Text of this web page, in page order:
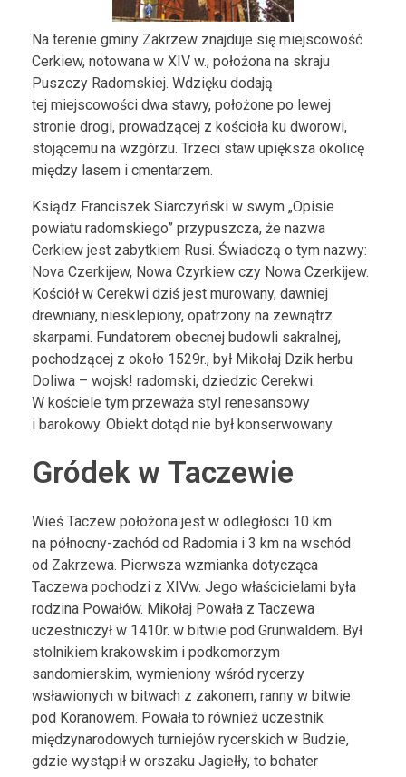
Na terenie gminy Zakrzew znajduje się miejscowość
Cerkiew, notowana w XIV w., położona na skraju
Puszczy Radomskiej. Wdzięku dodają
tej miejscowości dwa stawy, położone po lewej
stronie drogi, prowadzącej z kościoła ku dworowi,
stojącemu na wzgórzu. Trzeci staw upiększa okolicę
między lasem i cmentarzem.
Ksiądz Franciszek Siarczyński w swym „Opisie
powiatu radomskiego” przypuszcza, że nazwa
Cerkiew jest zabytkiem Rusi. Świadczą o tym nazwy:
Nova Czerkijew, Nowa Czyrkiew czy Nowa Czerkijew.
Kościół w Cerekwi dziś jest murowany, dawniej
drewniany, niesklepiony, opatrzony na zewnątrz
skarpami. Fundatorem obecnej budowli sakralnej,
pochodzącej z około 1529r., był Mikołaj Dzik herbu
Doliwa – wojsk! radomski, dziedzic Cerekwi.
W kościele tym przeważa styl renesansowy
i barokowy. Obiekt dotąd nie był konserwowany.
Gródek w Taczewie
Wieś Taczew położona jest w odległości 10 km
na północny-zachód od Radomia i 3 km na wschód
od Zakrzewa. Pierwsza wzmianka dotycząca
Taczewa pochodzi z XIVw. Jego właścicielami była
rodzina Powałów. Mikołaj Powała z Taczewa
uczestniczył w 1410r. w bitwie pod Grunwaldem. Był
stolnikiem krakowskim i podkomorzym
sandomierskim, wymieniony wśród rycerzy
wsławionych w bitwach z zakonem, ranny w bitwie
pod Koranowem. Powała to również uczestnik
międzynarodowych turniejów rycerskich w Budzie,
gdzie wystąpił w orszaku Jagiełły, to bohater